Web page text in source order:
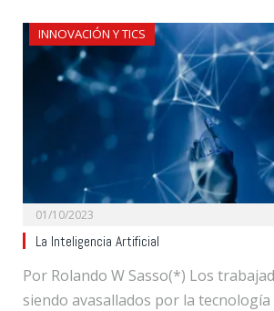
INNOVACIÓN Y TICS
01/10/2023
La Inteligencia Artificial
Por Rolando W Sasso(*) Los
siendo avasallados por la